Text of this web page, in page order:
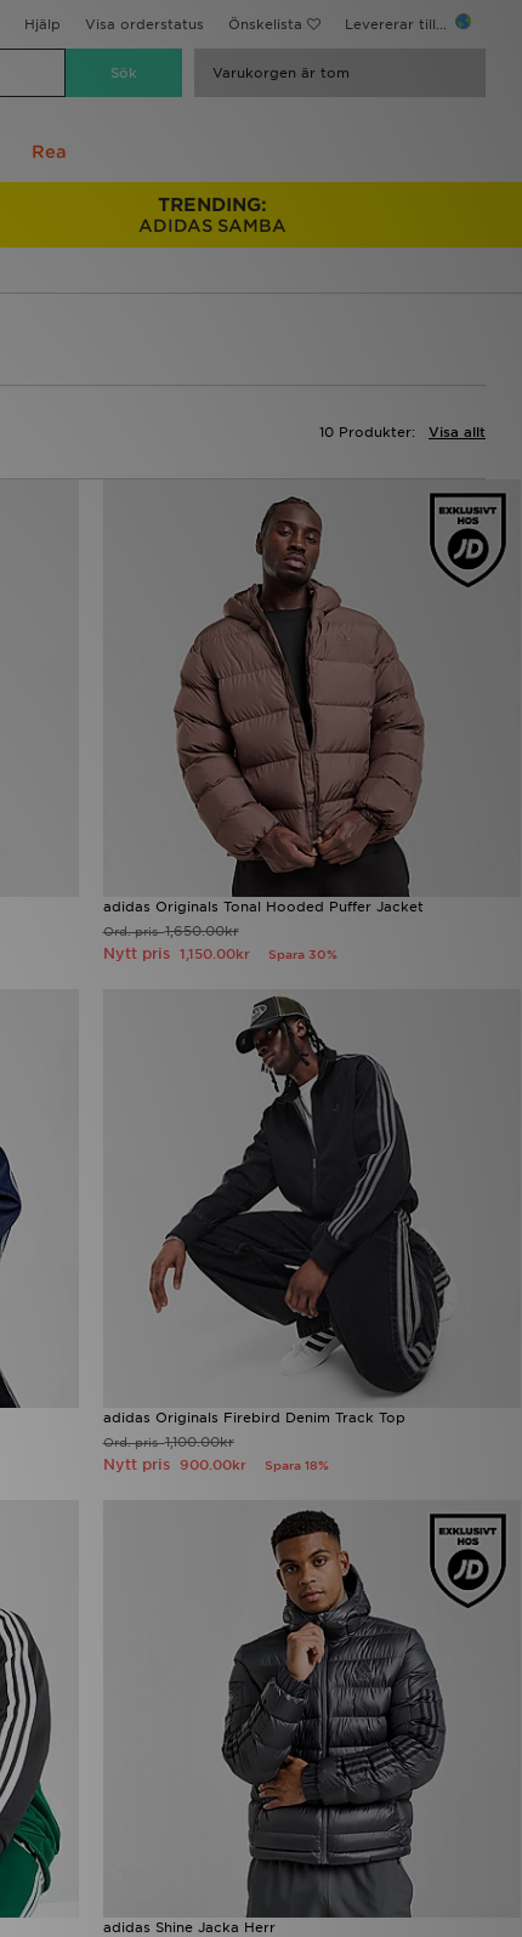
Hjälp Visa orderstatus Önskelista Levererar till...
Varukorgen är tom
Rea
TRENDING:
ADIDAS SAMBA
Visa allt
10 Produkter:
adidas Originals Tonal Hooded Puffer Jacket
Ord. pris1,650.00kr
Nytt pris 1,150.00kr Spara 30%
adidas Originals Firebird Denim Track Top
Ord. pris1,100.00kr
Nytt pris 900.00kr Spara 18%
adidas Shine Jacka Herr